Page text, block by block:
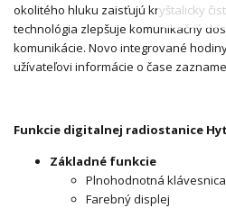
okolitého hluku zaisťujú kryštalicky
technológia zlepšuje komunikačný
komunikácie. Novo integrované
užívateľovi informácie o čase
Funkcie digitalnej radiostanice
Základné funkcie
Plnohodnotná klávesnica
Farebný displej